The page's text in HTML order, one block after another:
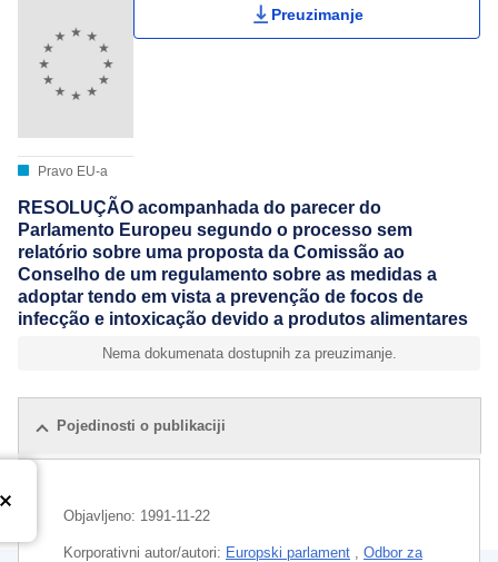
Pravo EU-a
Preuzimanje
RESOLUÇÃO acompanhada do parecer do
Parlamento Europeu segundo o processo sem
relatório sobre uma proposta da Comissão ao
Conselho de um regulamento sobre as medidas a
adoptar tendo em vista a prevenção de focos de
infecção e intoxicação devido a produtos alimentares
Nema dokumenata dostupnih za preuzimanje.
Pojedinosti o publikaciji
Objavljeno: 1991-11-22
Korporativni autor/autori: Europski parlament
Odbor za